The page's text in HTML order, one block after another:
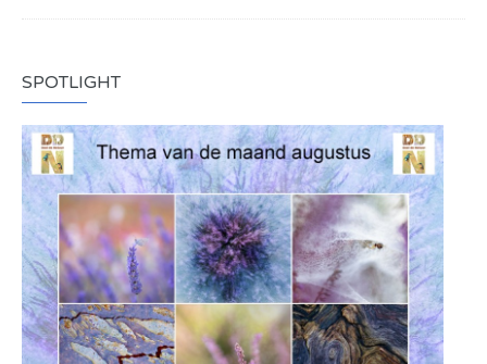
SPOTLIGHT